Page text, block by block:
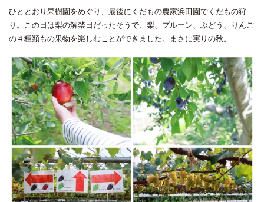
ひととおり果樹園をめぐり、最後にくだもの農家浜田園でくだもの狩
り。この日は梨の解禁日だったそうで、梨、プルーン、ぶどう、りんご
の４種類もの果物を楽しむことができました。まさに実りの秋。